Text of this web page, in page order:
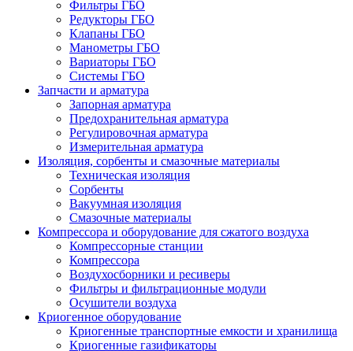
Фильтры ГБО
Редукторы ГБО
Клапаны ГБО
Манометры ГБО
Вариаторы ГБО
Системы ГБО
Запчасти и арматура
Запорная арматура
Предохранительная арматура
Регулировочная арматура
Измерительная арматура
Изоляция, сорбенты и смазочные материалы
Техническая изоляция
Сорбенты
Вакуумная изоляция
Смазочные материалы
Компрессора и оборудование для сжатого воздуха
Компрессорные станции
Компрессора
Воздухосборники и ресиверы
Фильтры и фильтрационные модули
Осушители воздуха
Криогенное оборудование
Криогенные транспортные емкости и хранилища
Криогенные газификаторы